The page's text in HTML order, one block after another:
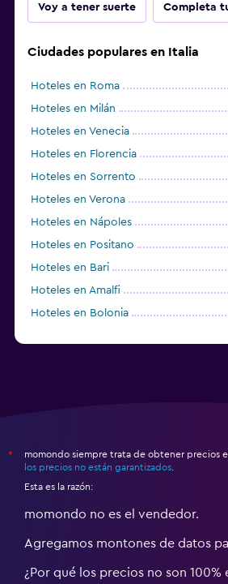
Voy a tener suerte Completa
Ciudades populares en Italia
Hoteles en Roma
Hoteles en Milán
Hoteles en Venecia
Hoteles en Florencia
Hoteles en Sorrento
Hoteles en Verona
Hoteles en Nápoles
Hoteles en Positano
Hoteles en Bari
Hoteles en Amalfi
Hoteles en Bolonia
*
momondo siempre trata de obtener precios
los precios no están garantizados
Esta es la razón:
momondo no es el vendedor.
Agregamos montones de datos
¿Por qué los precios no son 100%